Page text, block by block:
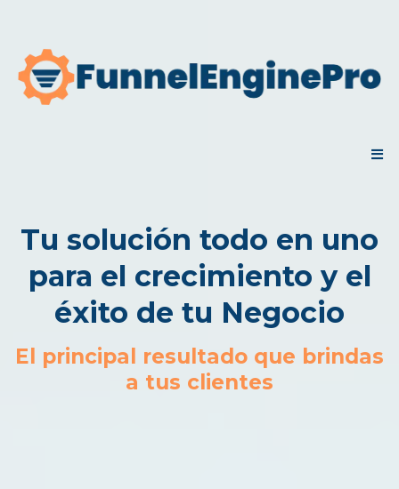
Tu solución todo en uno
para el crecimiento y el
éxito de tu Negocio
El principal resultado que brindas
a tus clientes